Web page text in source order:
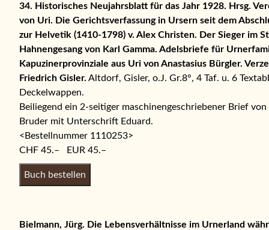
Kataloge / Listen
Ihre Suchwünsche
Kontakt
Mehr
34. Historisches Neujahrsblatt für das Jahr 1928. Hrsg.
von Uri. Die Gerichtsverfassung in Ursern seit dem
zur Helvetik (1410-1798) v. Alex Christen. Der Sieger im
Hahnengesang von Karl Gamma. Adelsbriefe für
Kapuzinerprovinziale aus Uri von Anastasius Bürgler.
Friedrich Gisler. Altdorf, Gisler, o.J. Gr.8°, 4 Taf. u. 6
Deckelwappen.
Beiliegend ein 2-seitiger maschinengeschriebener Brief
Bruder mit Unterschrift Eduard.
<Bestellnummer 1110253>
CHF 45.– EUR 45.–
Bielmann, Jürg. Die Lebensverhältnisse im Urnerland